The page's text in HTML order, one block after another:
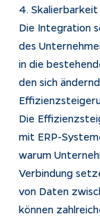
4. Skalierbarkeit
Die Integration
des
in die
den sich
Die
mit ERP-
warum
Verbindung
von Daten
können